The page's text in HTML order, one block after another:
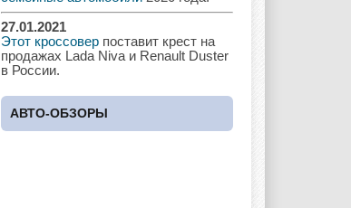
Great Wall
27.01.2021
Этот кроссовер поставит крест на
продажах Lada Niva и Renault Duster
в России.
АВТО-ОБЗОРЫ